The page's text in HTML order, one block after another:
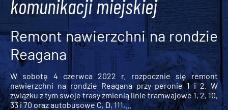
komunikacji miejskiej
Remont nawierzchni na rondzie
Reagana
W sobotę 4 czerwca 2022 r. rozpocznie się remont
nawierzchni na rondzie Reagana przy peronie 1 i 2. W
związku z tym swoje trasy zmienią linie tramwajowe 1, 2, 10,
33 i 70 oraz autobusowe C, D, 111,...